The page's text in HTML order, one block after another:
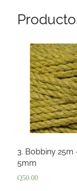
3. Bobbiny 25m
5mm
Q50.00